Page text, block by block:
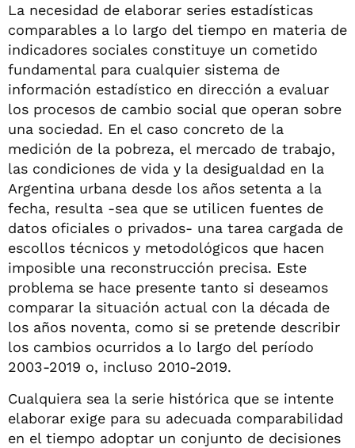
La necesidad de elaborar series estadísticas
comparables a lo largo del tiempo en materia de
indicadores sociales constituye un cometido
fundamental para cualquier sistema de
información estadístico en dirección a evaluar
los procesos de cambio social que operan sobre
una sociedad. En el caso concreto de la
medición de la pobreza, el mercado de trabajo,
las condiciones de vida y la desigualdad en la
Argentina urbana desde los años setenta a la
fecha, resulta -sea que se utilicen fuentes de
datos oficiales o privados- una tarea cargada de
escollos técnicos y metodológicos que hacen
imposible una reconstrucción precisa. Este
problema se hace presente tanto si deseamos
comparar la situación actual con la década de
los años noventa, como si se pretende describir
los cambios ocurridos a lo largo del período
2003-2019 o, incluso 2010-2019.
Cualquiera sea la serie histórica que se intente
elaborar exige para su adecuada comparabilidad
en el tiempo adoptar un conjunto de decisiones